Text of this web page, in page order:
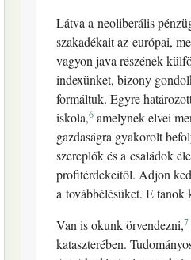
Látva a neoliberális
szakadékait az európai,
vagyon java részének
indexünket, bizony
formáltuk. Egyre
iskola,6 amelynek elvei
gazdaságra gyakorolt
szereplők és a családok
profitérdekeitől. Adjon
a továbbélésüket. E tanok
Van is okunk örvendezni,7
kataszterében.